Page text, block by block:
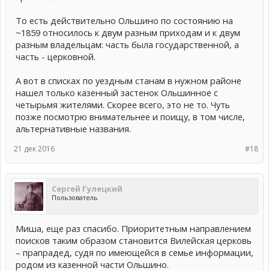
То есть действительно Ольшино по состоянию на
~1859 относилось к двум разным приходам и к двум
разным владельцам: часть была государственной, а
часть - церковной.
А вот в списках по уездным станам в нужном районе
нашел только казенный застенок Ольшинное с
четырьмя жителями. Скорее всего, это не то. Чуть
позже посмотрю внимательнее и поищу, в том числе,
альтернативные названия.
#18
21 дек 2016
Сергей Гулецкий
Пользователь
Миша, еще раз спасибо. Приоритетным направлением
поисков таким образом становится Вилейская церковь
– прапрадед, судя по имеющейся в семье информации,
родом из казенной части Ольшино.